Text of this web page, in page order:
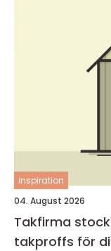
inspiration
04. August 2026
Takfirma stockholm så
takproffs för